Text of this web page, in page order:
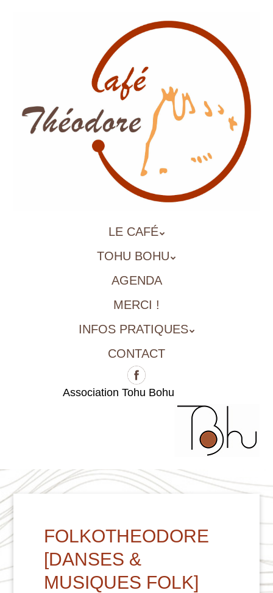
LE CAFÉ
TOHU BOHU
AGENDA
MERCI !
INFOS PRATIQUES
CONTACT
Association Tohu Bohu
FOLKOTHEODORE
[DANSES &
MUSIQUES FOLK]